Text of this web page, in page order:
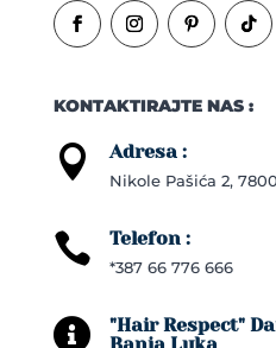
KONTAKTIRAJTE NAS :
 Adresa :
Nikole Pašića 2,
 Telefon :
*387 66 776 666

"Hair Respect"